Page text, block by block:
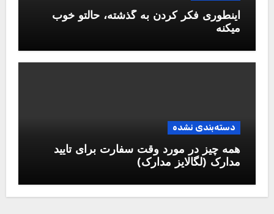
اینطوری فکر کردن به گذشته، حالتو خوب
میکنه
دسته‌بندی نشده
همه چیز در مورد وقت سفارت برای تایید
مدارک (لگالایز مدارک)